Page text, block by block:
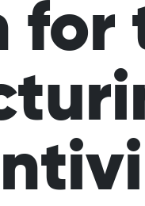
for